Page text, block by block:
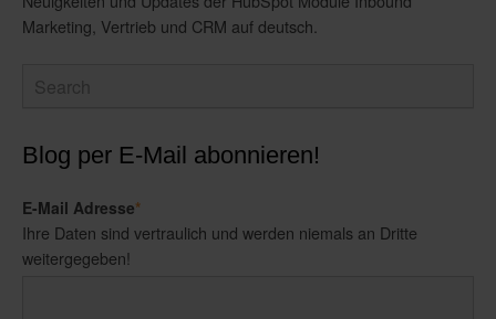
Marketing, Vertrieb und CRM auf deutsch.
Blog per E-Mail abonnieren!
E-Mail Adresse*
Ihre Daten sind vertraulich und werden niemals an Dritte
weitergegeben!